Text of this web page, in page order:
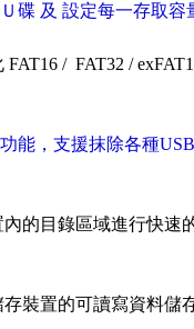
碟 及 設定每一存取容
FAT16 / FAT32 /ex
能，支援抹除各種
的目錄區域進行快速
裝置的可讀寫資料儲